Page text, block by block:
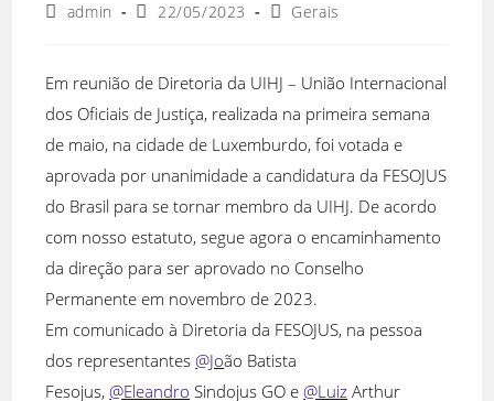
admin 22/05/2023 Gerais
Em reunião de Diretoria da UIHJ – União Internacional
dos Oficiais de Justiça, realizada na primeira semana
de maio, na cidade de Luxemburdo, foi votada e
aprovada por unanimidade a candidatura da FESOJUS
do Brasil para se tornar membro da UIHJ. De acordo
com nosso estatuto, segue agora o encaminhamento
da direção para ser aprovado no Conselho
Permanente em novembro de 2023.
Em comunicado à Diretoria da FESOJUS, na pessoa
dos representantes@João Batista
Fesojus,@Eleandro Sindojus GO e@Luiz Arthur